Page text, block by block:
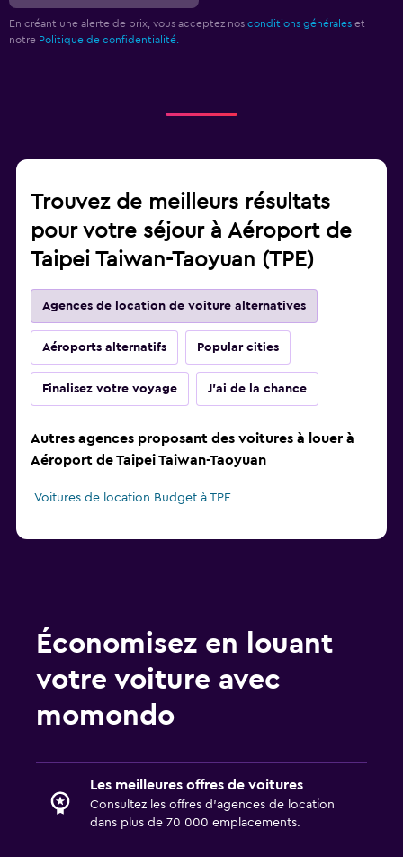
En créant une alerte de prix, vous acceptez nos conditions générales et
notre Politique de confidentialité.
Trouvez de meilleurs résultats
pour votre séjour à Aéroport de
Taipei Taiwan-Taoyuan (TPE)
Agences de location de voiture alternatives
Aéroports alternatifs Popular cities
Finalisez votre voyage J'ai de la chance
Autres agences proposant des voitures à louer à
Aéroport de Taipei Taiwan-Taoyuan
Voitures de location Budget à TPE
Économisez en louant
votre voiture avec
momondo
Les meilleures offres de voitures
Consultez les offres d’agences de location
dans plus de 70 000 emplacements.